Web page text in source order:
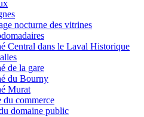
nocturne des vitrines
Central dans le Laval Historique
de la gare
du Bourny
Murat
du commerce
domaine public